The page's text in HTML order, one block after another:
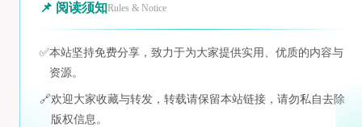
📌 阅读须知Rules & Notice
✅本站坚持免费分享，致力于为大家提供实用、优质的内容与
资源。
🔗欢迎大家收藏与转发，转载请保留本站链接，请勿私自去除
版权信息。